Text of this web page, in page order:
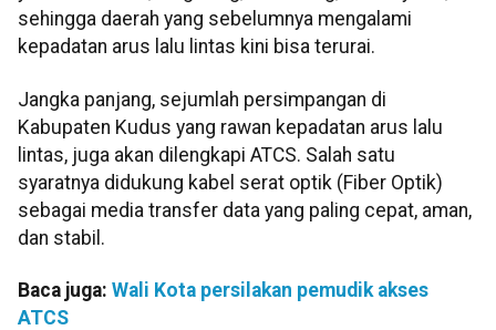
sehingga daerah yang sebelumnya mengalami
kepadatan arus lalu lintas kini bisa terurai.
Jangka panjang, sejumlah persimpangan di
Kabupaten Kudus yang rawan kepadatan arus lalu
lintas, juga akan dilengkapi ATCS. Salah satu
syaratnya didukung kabel serat optik (Fiber Optik)
sebagai media transfer data yang paling cepat, aman,
dan stabil.
Baca juga: Wali Kota persilakan pemudik akses
ATCS